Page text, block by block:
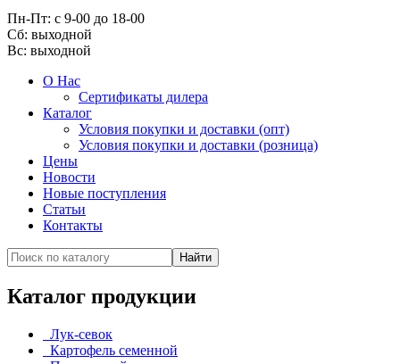
Пн-Пт: с 9-00 до 18-00
Cб: выходной
Вс: выходной
О Нас
Сертификаты дилера
Каталог
Условия покупки и доставки (опт)
Условия покупки и доставки (розница)
Цены
Новости
Новые поступления
Статьи
Контакты
Каталог продукции
Лук-севок
Картофель семенной